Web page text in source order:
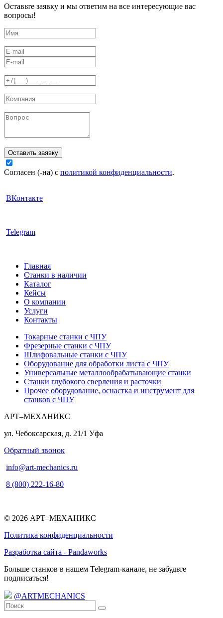
Оставьте заявку и мы ответим на все интересующие вас
вопросы!
Оставить заявку
Согласен (-на) с политикой конфиденциальности.
ВКонтакте
Telegram
Главная
Станки в наличии
Каталог
Кейсы
О компании
Услуги
Контакты
Токарные станки с ЧПУ
Фрезерные станки с ЧПУ
Шлифовальные станки с ЧПУ
Оборудование для обработки листа с ЧПУ
Универсальные металлообрабатывающие станки
Станки глубокого сверления и расточки
Прочее оборудование, оснастка и инструмент для
станков с ЧПУ
АРТ–МЕХАНИКС
ул. Чебоксарская, д. 21/1 Уфа
Обратный звонок
info@art-mechanics.ru
8 (800) 222-16-80
© 2026 АРТ–МЕХАНИКС
Политика конфиденциальности
Разработка сайта - Pandaworks
Больше станков в нашем Telegram-канале, не забудьте
подписаться!
@ARTMECHANICS